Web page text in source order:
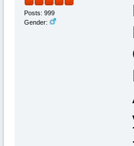
Posts: 999
Gender: